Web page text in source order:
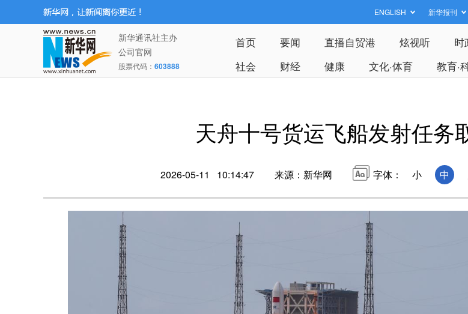
ENGLISH 新华报刊
新华通讯社主办
公司官网
股票代码： 603888
首页 要闻 直播自贸港 炫视听 时
社会
财经 健康 文化·体育 教育·
天舟十号货运飞船发射任务
2026-05-11 10:14:47 来源：新华网 字体： 小 中